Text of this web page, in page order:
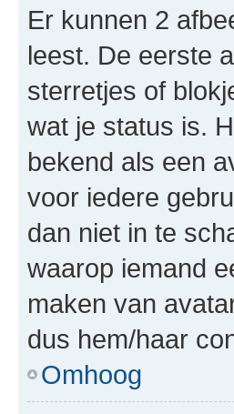
Er kunnen 2
leest. De eerste
sterretjes of
wat je status is.
bekend als een
voor iedere
dan niet in te
waarop iemand
maken van
dus hem/haar
Omhoog